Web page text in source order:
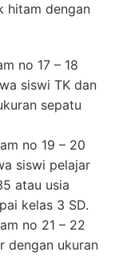
hitam dengan
no 17 – 18
siswi TK dan
sepatu
no 19 – 20
siswi pelajar
atau usia
kelas 3 SD.
no 21 – 22
dengan ukuran